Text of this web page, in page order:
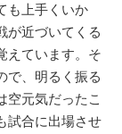
も上手くいか
が近づいてくる
えています。そ
で、明るく振る
空元気だったこ
試合に出場させ